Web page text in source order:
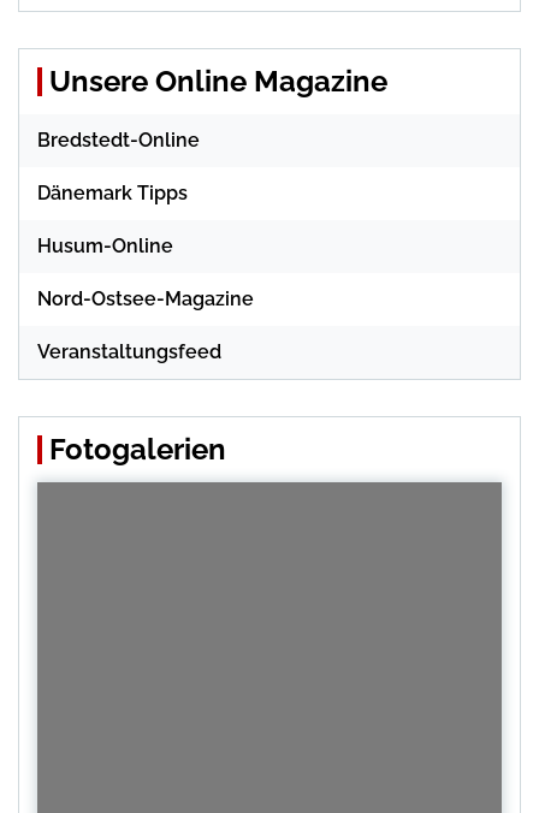
Unsere Online Magazine
Bredstedt-Online
Dänemark Tipps
Husum-Online
Nord-Ostsee-Magazine
Veranstaltungsfeed
Fotogalerien